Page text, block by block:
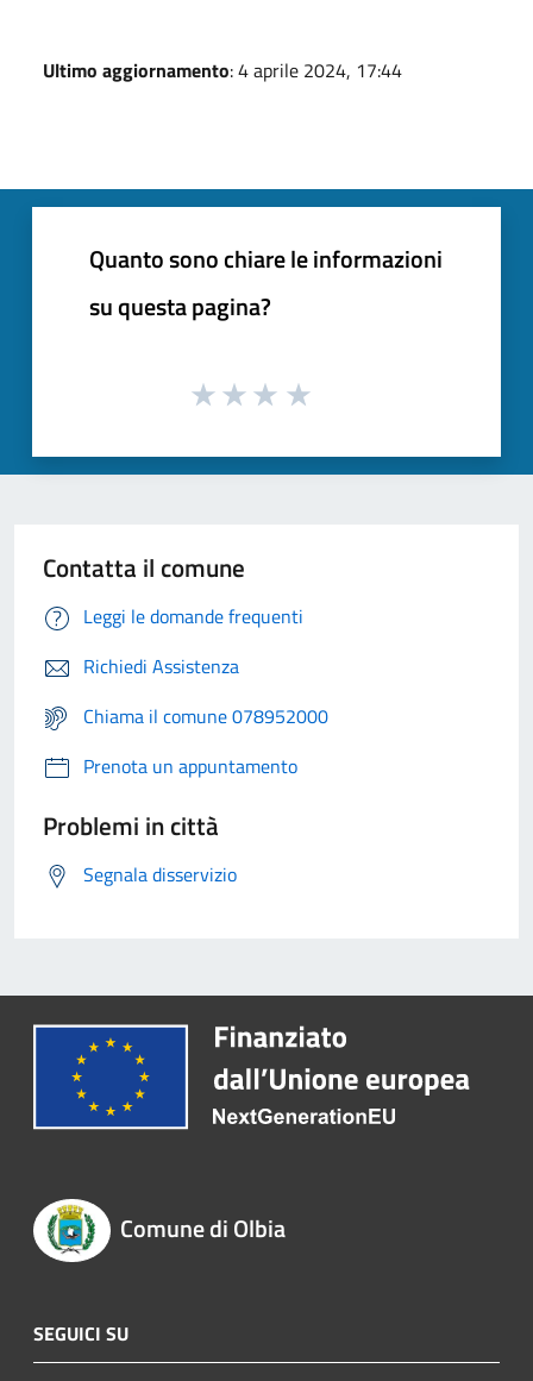
Ultimo aggiornamento: 4 aprile 2024, 17:44
Quanto sono chiare le informazioni
su questa pagina?
Contatta il comune
Leggi le domande frequenti
Richiedi Assistenza
Chiama il comune 078952000
Prenota un appuntamento
Problemi in città
Segnala disservizio
Comune di Olbia
SEGUICI SU